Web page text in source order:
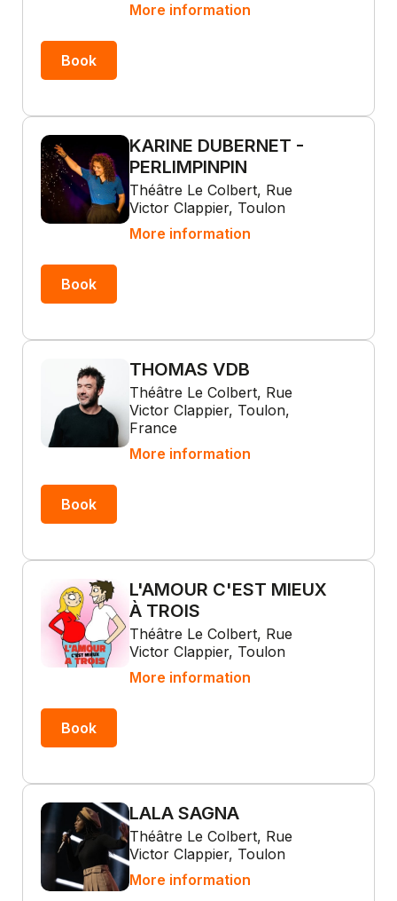
More information
Book
KARINE DUBERNET -
PERLIMPINPIN
Théâtre Le Colbert, Rue
Victor Clappier, Toulon
More information
Book
THOMAS VDB
Théâtre Le Colbert, Rue
Victor Clappier, Toulon,
France
More information
Book
L'AMOUR C'EST MIEUX
À TROIS
Théâtre Le Colbert, Rue
Victor Clappier, Toulon
More information
Book
LALA SAGNA
Théâtre Le Colbert, Rue
Victor Clappier, Toulon
More information